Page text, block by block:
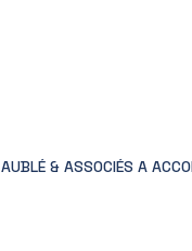
AUBLÉ & ASSOCIÉS A